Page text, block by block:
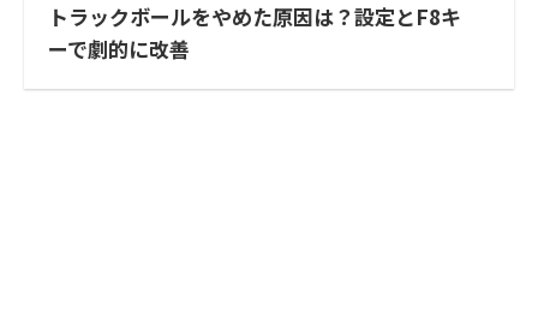
トラックボールをやめた原因は？設定とF8キ
ーで劇的に改善